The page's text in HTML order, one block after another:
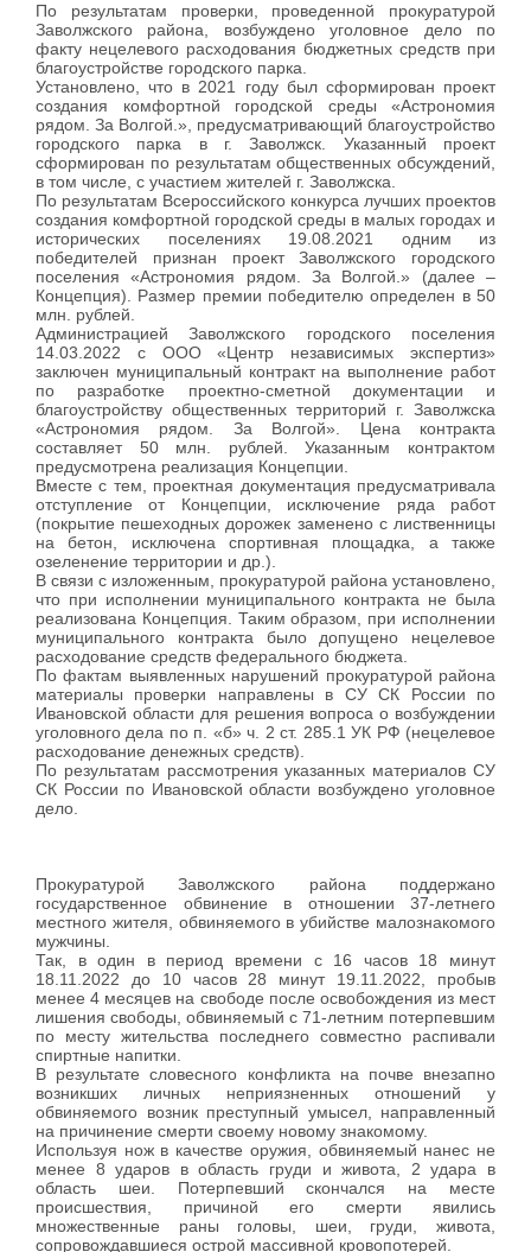
По результатам проверки, проведенной прокуратурой
Заволжского района, возбуждено уголовное дело по
факту нецелевого расходования бюджетных средств при
благоустройстве городского парка.
Установлено, что в 2021 году был сформирован проект
создания комфортной городской среды «Астрономия
рядом. За Волгой.», предусматривающий благоустройство
городского парка в г. Заволжск. Указанный проект
сформирован по результатам общественных обсуждений,
в том числе, с участием жителей г. Заволжска.
По результатам Всероссийского конкурса лучших проектов
создания комфортной городской среды в малых городах и
исторических поселениях 19.08.2021 одним из
победителей признан проект Заволжского городского
поселения «Астрономия рядом. За Волгой.» (далее –
Концепция). Размер премии победителю определен в 50
млн. рублей.
Администрацией Заволжского городского поселения
14.03.2022 с ООО «Центр независимых экспертиз»
заключен муниципальный контракт на выполнение работ
по разработке проектно-сметной документации и
благоустройству общественных территорий г. Заволжска
«Астрономия рядом. За Волгой». Цена контракта
составляет 50 млн. рублей. Указанным контрактом
предусмотрена реализация Концепции.
Вместе с тем, проектная документация предусматривала
отступление от Концепции, исключение ряда работ
(покрытие пешеходных дорожек заменено с лиственницы
на бетон, исключена спортивная площадка, а также
озеленение территории и др.).
В связи с изложенным, прокуратурой района установлено,
что при исполнении муниципального контракта не была
реализована Концепция. Таким образом, при исполнении
муниципального контракта было допущено нецелевое
расходование средств федерального бюджета.
По фактам выявленных нарушений прокуратурой района
материалы проверки направлены в СУ СК России по
Ивановской области для решения вопроса о возбуждении
уголовного дела по п. «б» ч. 2 ст. 285.1 УК РФ (нецелевое
расходование денежных средств).
По результатам рассмотрения указанных материалов СУ
СК России по Ивановской области возбуждено уголовное
дело.
Прокуратурой Заволжского района поддержано
государственное обвинение в отношении 37-летнего
местного жителя, обвиняемого в убийстве малознакомого
мужчины.
Так, в один в период времени с 16 часов 18 минут
18.11.2022 до 10 часов 28 минут 19.11.2022, пробыв
менее 4 месяцев на свободе после освобождения из мест
лишения свободы, обвиняемый с 71-летним потерпевшим
по месту жительства последнего совместно распивали
спиртные напитки.
В результате словесного конфликта на почве внезапно
возникших личных неприязненных отношений у
обвиняемого возник преступный умысел, направленный
на причинение смерти своему новому знакомому.
Используя нож в качестве оружия, обвиняемый нанес не
менее 8 ударов в область груди и живота, 2 удара в
область шеи. Потерпевший скончался на месте
происшествия, причиной его смерти явились
множественные раны головы, шеи, груди, живота,
сопровождавшиеся острой массивной кровопотерей.